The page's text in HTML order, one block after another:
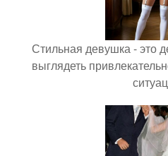
Стильная девушка - это
выглядеть